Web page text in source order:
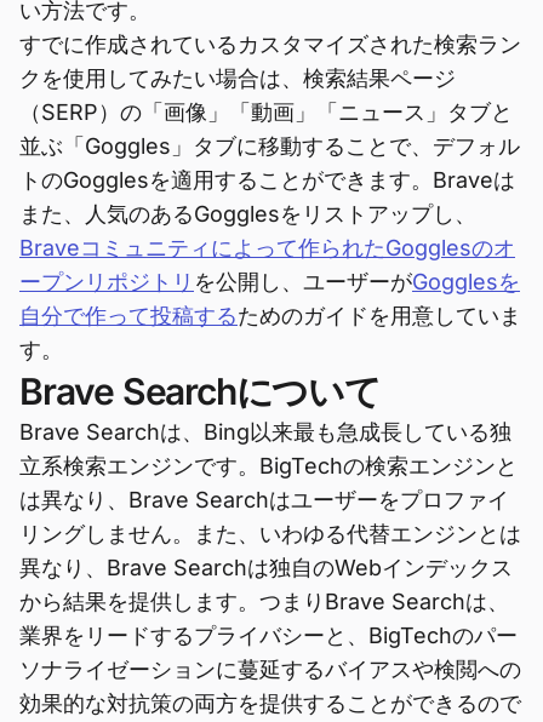
い方法です。
すでに作成されているカスタマイズされた検索ラン
クを使用してみたい場合は、検索結果ページ
（SERP）の「画像」「動画」「ニュース」タブと
並ぶ「Goggles」タブに移動することで、デフォル
トのGogglesを適用することができます。Braveは
また、人気のあるGogglesをリストアップし、
Braveコミュニティによって作られたGogglesのオ
ープンリポジトリ を公開し、ユーザーがGogglesを
自分で作って投稿するためのガイドを用意していま
す。
Brave Searchについて
Brave Searchは、Bing以来最も急成長している独
立系検索エンジンです。BigTechの検索エンジンと
は異なり、Brave Searchはユーザーをプロファイ
リングしません。また、いわゆる代替エンジンとは
異なり、Brave Searchは独自のWebインデックス
から結果を提供します。つまりBrave Searchは、
業界をリードするプライバシーと、BigTechのパー
ソナライゼーションに蔓延するバイアスや検閲への
効果的な対抗策の両方を提供することができるので